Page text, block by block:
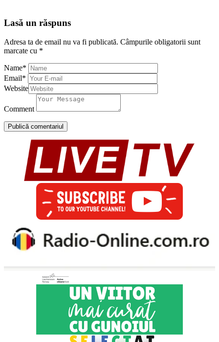
Lasă un răspuns
Adresa ta de email nu va fi publicată. Câmpurile obligatorii sunt
marcate cu *
Name*
Email*
Website
Comment